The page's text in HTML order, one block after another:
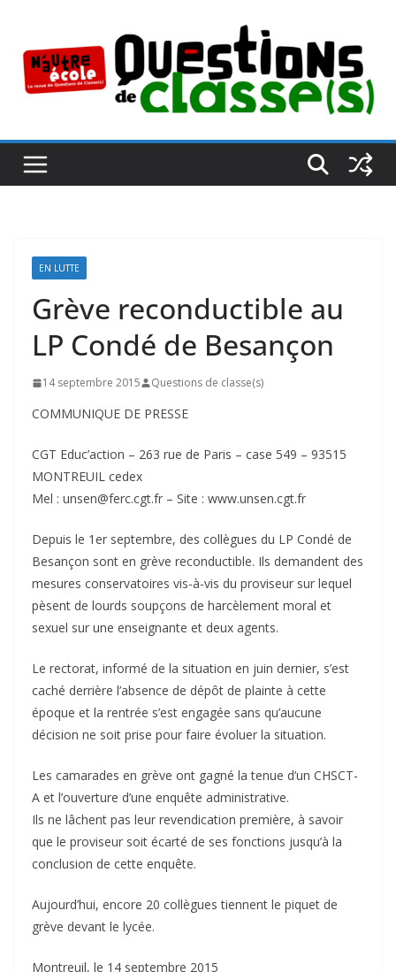
contenu
EN LUTTE
Grève reconductible au
LP Condé de Besançon
14 septembre 2015 Questions de classe(s)
COMMUNIQUE DE PRESSE
CGT Educ’action – 263 rue de Paris – case 549 – 93515
MONTREUIL cedex
Mel : unsen@ferc.cgt.fr – Site : www.unsen.cgt.fr
Depuis le 1er septembre, des collègues du LP Condé de
Besançon sont en grève reconductible. Ils demandent des
mesures conservatoires vis-à-vis du proviseur sur lequel
pèsent de lourds soupçons de harcèlement moral et
sexuel sur une enseignante et deux agents.
Le rectorat, informé de la situation en juin dernier, s’est
caché derrière l’absence de dépôt de plainte à cette
époque et la rentrée s’est engagée sans qu’aucune
décision ne soit prise pour faire évoluer la situation.
Les camarades en grève ont gagné la tenue d’un CHSCT-
A et l’ouverture d’une enquête administrative.
Ils ne lâchent pas leur revendication première, à savoir
que le proviseur soit écarté de ses fonctions jusqu’à la
conclusion de cette enquête.
Aujourd’hui, encore 20 collègues tiennent le piquet de
grève devant le lycée.
Montreuil, le 14 septembre 2015